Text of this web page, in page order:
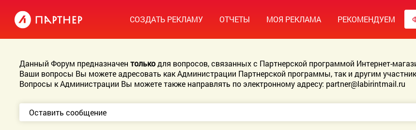
СОЗДАТЬ РЕКЛАМУ ОТЧЕТЫ МОЯ РЕКЛАМА РЕКОМЕНДУЕМ
Данный Форум предназначентолькодля вопросов, связанных с Партнерской программой Интернет-
Ваши вопросы Вы можете адресовать как Администрации Партнерской программы, так и другим
Вопросы к Администрации Вы можете также направлять по электронному адресу: partner@labirintmail.ru
Оставить сообщение